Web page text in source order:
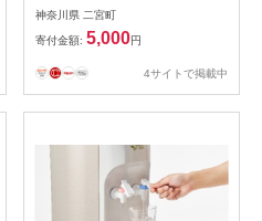
くり 自家製 味噌 みそ ミソ
キット セット 醗酵食品 神奈
川県 特産品 糀 伝統製法 麹
みそ仕込み 食育 発酵 食卓 手
No.099
神奈川県 二宮町
寄付金額: 5,000円
4サイトで掲載中